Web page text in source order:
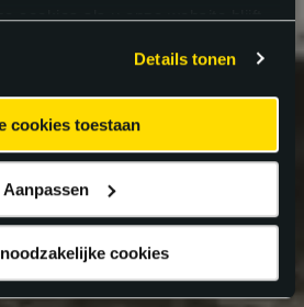
cookies als u onze website blijft
Details tonen
cookies toestaan
Aanpassen
cookies